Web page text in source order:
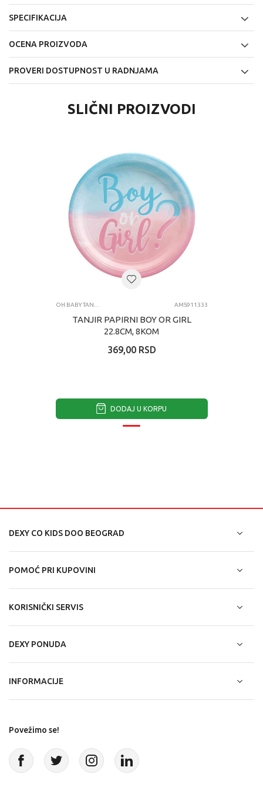
SPECIFIKACIJA
OCENA PROIZVODA
PROVERI DOSTUPNOST U RADNJAMA
SLIČNI PROIZVODI
OH BABY TANJIRICI AMS911333
TANJIR PAPIRNI BOY OR GIRL
22.8CM, 8KOM
369,00 RSD
DODAJ U KORPU
DEXY CO KIDS DOO BEOGRAD
POMOĆ PRI KUPOVINI
KORISNIČKI SERVIS
DEXY PONUDA
INFORMACIJE
Povežimo se!